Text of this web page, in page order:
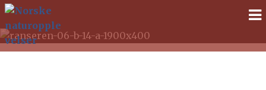
Norske
naturopplevelser